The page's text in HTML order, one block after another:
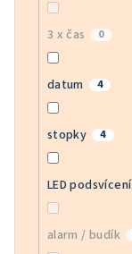
3 x čas 0
datum 4
stopky 4
LED podsvícení
alarm / budík